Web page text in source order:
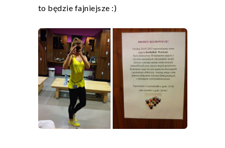
to będzie fajniejsze :)